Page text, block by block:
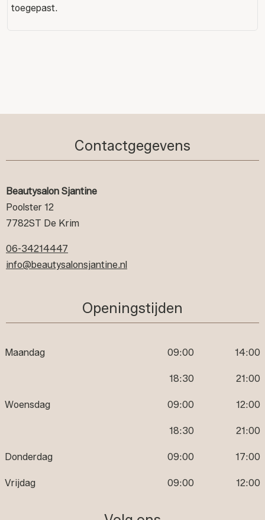
toegepast.
Contactgegevens
Beautysalon Sjantine
Poolster 12
7782ST De Krim
06-34214447
info@beautysalonsjantine.nl
Openingstijden
Maandag 09:00 14:00
18:30 21:00
Woensdag 09:00 12:00
18:30 21:00
Donderdag 09:00 17:00
Vrijdag 09:00 12:00